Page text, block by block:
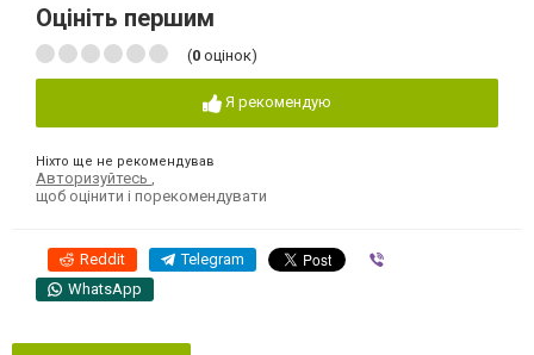
Оцініть першим
(0 оцінок)
Я рекомендую
Ніхто ще не рекомендував
Авторизуйтесь
щоб оцінити і порекомендувати
Reddit Telegram
WhatsApp